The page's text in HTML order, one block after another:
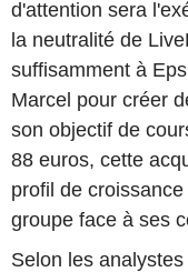
d'attention sera
la neutralité de
suffisamment à
Marcel pour créer
son objectif de
88 euros, cette
profil de
groupe face à ses
Selon les